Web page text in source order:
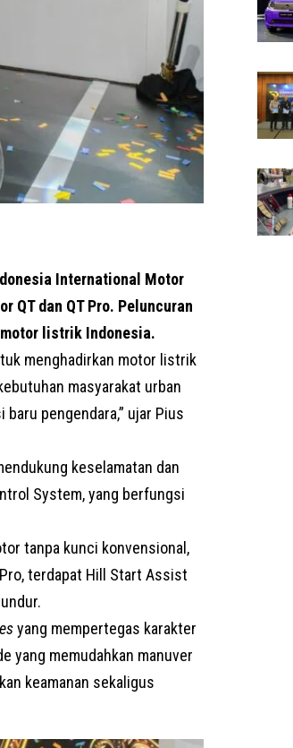
International Motor
QT dan QT Pro. Peluncuran
listrik Indonesia.
menghadirkan motor listrik
masyarakat urban
pengendara,” ujar Pius
keselamatan dan
System, yang berfungsi
tanpa kunci konvensional,
terdapat Hill Start Assist
yang mempertegas karakter
yang memudahkan manuver
keamanan sekaligus